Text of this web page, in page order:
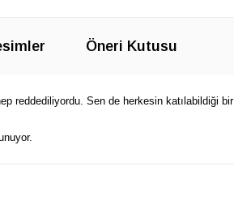
Öneri Kutusu
reddediliyordu. Sen de herkesin katılabildiği bir